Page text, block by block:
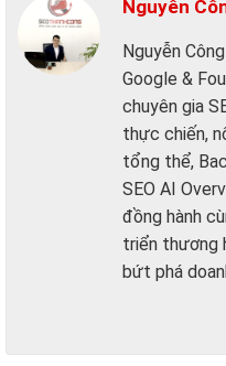
Nguyễn
Nguyễn
Google &
chuyên gia
thực chiến,
tổng thể,
SEO AI
đồng hành
triển thương
bứt phá